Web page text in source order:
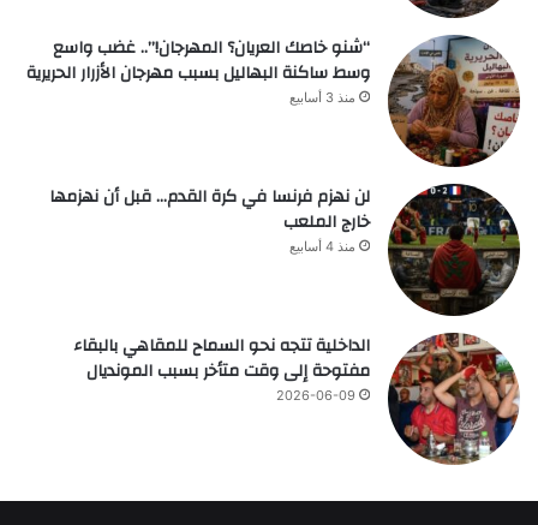
“شنو خاصك العريان؟ المهرجان!”.. غضب واسع
وسط ساكنة البهاليل بسبب مهرجان الأزرار الحريرية
منذ 3 أسابيع
لن نهزم فرنسا في كرة القدم… قبل أن نهزمها
خارج الملعب
منذ 4 أسابيع
الداخلية تتجه نحو السماح للمقاهي بالبقاء
مفتوحة إلى وقت متأخر بسبب المونديال
2026-06-09